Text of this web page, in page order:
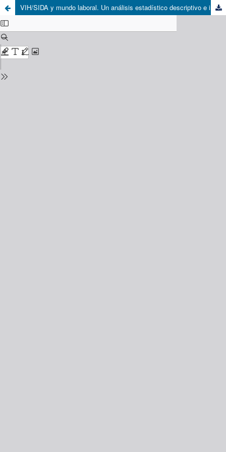
VIH/SIDA y mundo laboral. Un análisis estadístico descriptivo e inferencial en 15 empresas de servicios de la región Metropolitana